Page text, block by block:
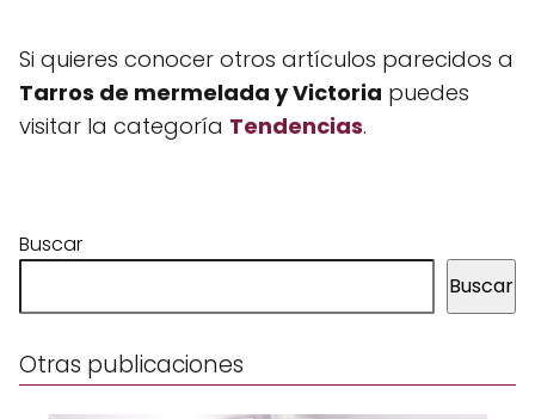
Si quieres conocer otros artículos parecidos a
Tarros de mermelada y Victoria puedes
visitar la categoría Tendencias.
Buscar
Buscar
Otras publicaciones